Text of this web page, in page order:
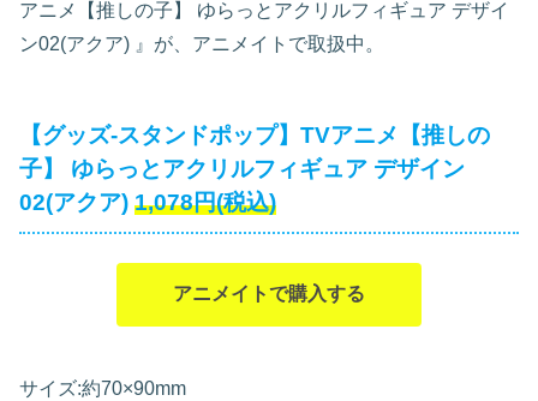
アニメ【推しの子】 ゆらっとアクリルフィギュア デザイ
ン02(アクア) 』が、アニメイトで取扱中。
【グッズ-スタンドポップ】TVアニメ【推しの
子】 ゆらっとアクリルフィギュア デザイン
02(アクア) 1,078円(税込)
アニメイトで購入する
サイズ:約70×90mm